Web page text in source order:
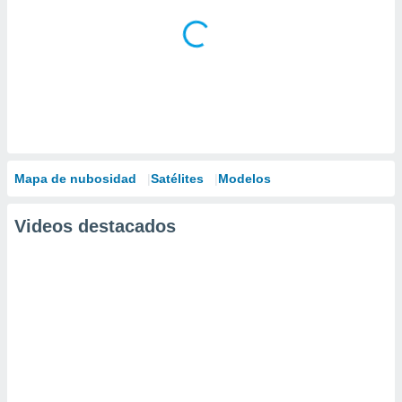
Mapa de nubosidad Satélites Modelos
Videos destacados